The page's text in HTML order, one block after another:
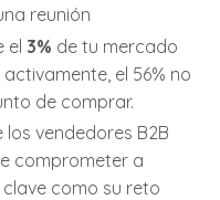
reunión
el 3% de tu mercado
el 56% no
de comprar.
los vendedores B2B
comprometer a
como su reto